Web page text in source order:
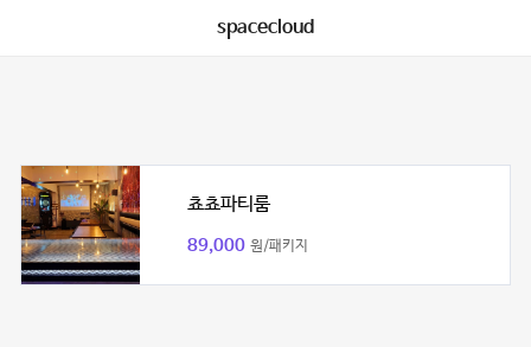
spacecloud
쵸쵸파티룸
89,000 원/패키지